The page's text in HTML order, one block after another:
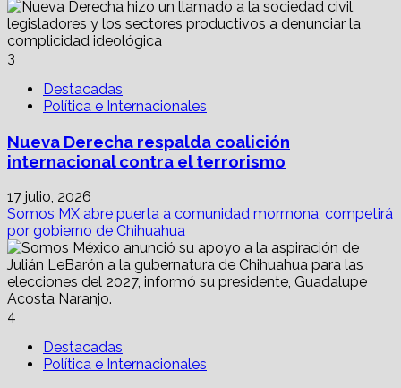
3
Destacadas
Política e Internacionales
Nueva Derecha respalda coalición
internacional contra el terrorismo
17 julio, 2026
Somos MX abre puerta a comunidad mormona; competirá
por gobierno de Chihuahua
4
Destacadas
Política e Internacionales